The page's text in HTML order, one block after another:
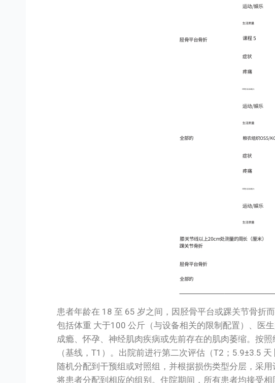
患者年龄在 18 至 65 岁之间，因胫骨平台或踝关节骨折
包括体重 大于100 公斤（与设备相关的限制配置）、医
成瘾、怀孕、神经肌肉疾病或先前存在的肌肉萎缩。按
（基线，T1）。出院前进行第二次评估（T2；5.9±3.5
随机分配到干预组或对照组，并根据损伤类型分层，采
将患者分配到相应的组别。住院期间，所有患者均接受